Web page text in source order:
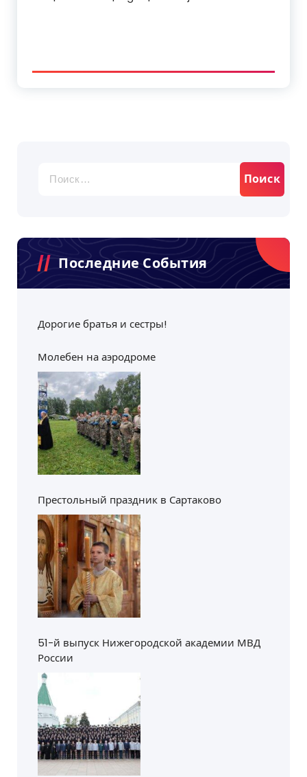
Последние События
Дорогие братья и сестры!
Молебен на аэродроме
Престольный праздник в Сартаково
51-й выпуск Нижегородской академии МВД
России